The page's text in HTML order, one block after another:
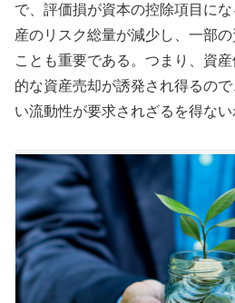
で、評価損が資本の控除項目に
産のリスク総量が減少し、一部
ことも重要である。つまり、資
的な資産売却が誘発され得るの
い流動性が要求されざるを得ない